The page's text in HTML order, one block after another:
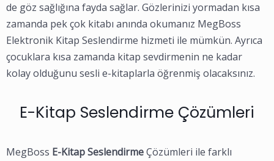
de göz sağlığına fayda sağlar. Gözlerinizi yormadan kısa
zamanda pek çok kitabı anında okumanız MegBoss
Elektronik Kitap Seslendirme hizmeti ile mümkün. Ayrıca
çocuklara kısa zamanda kitap sevdirmenin ne kadar
kolay olduğunu sesli e-kitaplarla öğrenmiş olacaksınız.
E-Kitap Seslendirme Çözümleri
MegBoss E-Kitap SeslendirmeÇözümleri ile farklı